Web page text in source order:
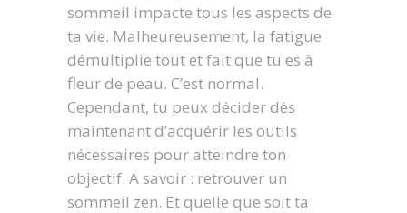
sommeil impacte tous les aspects de
ta vie. Malheureusement, la fatigue
démultiplie tout et fait que tu es à
fleur de peau. C’est normal.
Cependant, tu peux décider dès
maintenant d’acquérir les outils
nécessaires pour atteindre ton
objectif. A savoir : retrouver un
sommeil zen. Et quelle que soit ta